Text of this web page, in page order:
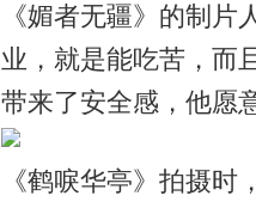
《媚者无疆》的制
业，就是能吃苦，而
带来了安全感，他愿
《鹤唳华亭》拍摄